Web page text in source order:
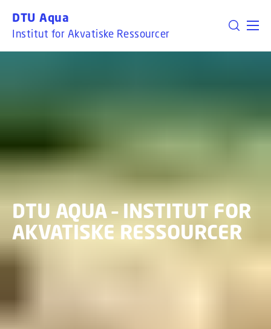
DTU Aqua
Institut for Akvatiske Ressourcer
DTU AQUA – INSTITUT FOR
AKVATISKE RESSOURCER